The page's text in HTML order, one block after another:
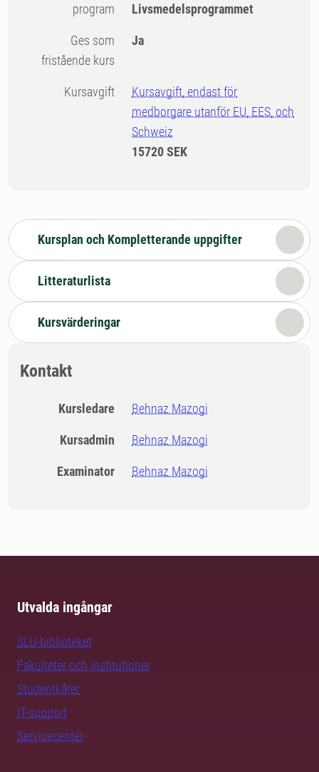
program Livsmedelsprogrammet
Ges som
fristående kurs
Ja
Kursavgift
Kursavgift, endast för
medborgare utanför EU, EES, och
Schweiz
15720 SEK
Kursplan och Kompletterande uppgifter
Litteraturlista
Kursvärderingar
Kontakt
Kursledare Behnaz Mazogi
Kursadmin Behnaz Mazogi
Examinator Behnaz Mazogi
Utvalda ingångar
SLU-biblioteket
Fakulteter och institutioner
Studentkårer
IT-support
Servicecenter